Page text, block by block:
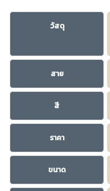
วัสดุ
สาย
สี
ราคา
ขนาด